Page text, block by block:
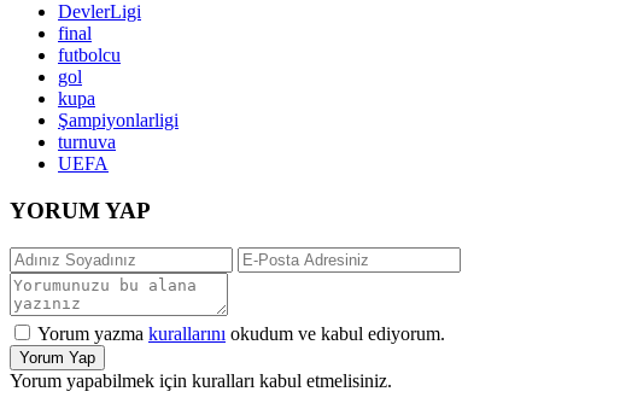
DevlerLigi
final
futbolcu
gol
kupa
Şampiyonlarligi
turnuva
UEFA
YORUM YAP
Yorum yazma kurallarını okudum ve kabul ediyorum.
Yorum Yap
Yorum yapabilmek için kuralları kabul etmelisiniz.